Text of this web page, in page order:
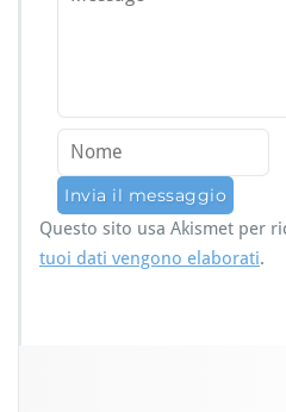
Questo sito usa Akismet per
tuoi dati vengono elaborati.